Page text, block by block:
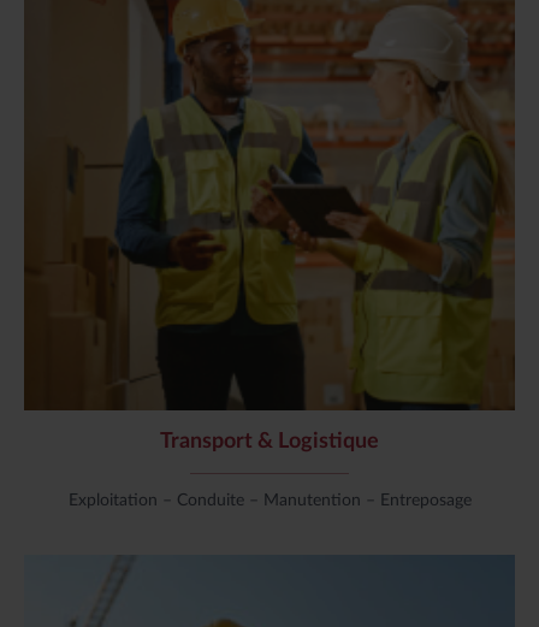
Transport & Logistique
Exploitation – Conduite – Manutention – Entreposage